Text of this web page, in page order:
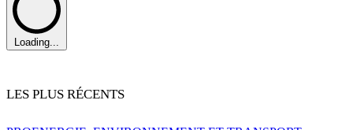
Loading...
LES PLUS RÉCENTS